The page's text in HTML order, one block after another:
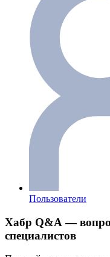
Пользователи
Хабр Q&A —
специалистов